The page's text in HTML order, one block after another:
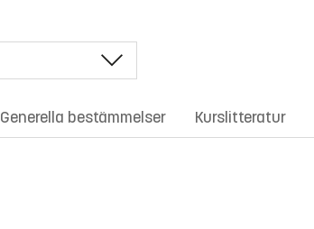
Generella bestämmelser Kurslitteratur